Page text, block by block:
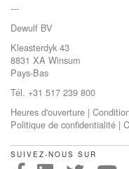
---
Dewulf BV
Kleasterdyk 43
8831 XA Winsum
Pays-Bas
Tél. +31 517 239 800
Heures d'ouverture |
Politique de confidentialité |
SUIVEZ-NOUS SUR